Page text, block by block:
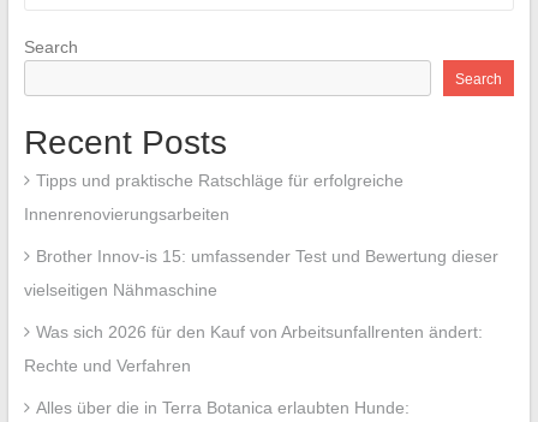
Search
Search
Recent Posts
Tipps und praktische Ratschläge für erfolgreiche
Innenrenovierungsarbeiten
Brother Innov-is 15: umfassender Test und Bewertung dieser
vielseitigen Nähmaschine
Was sich 2026 für den Kauf von Arbeitsunfallrenten ändert:
Rechte und Verfahren
Alles über die in Terra Botanica erlaubten Hunde: